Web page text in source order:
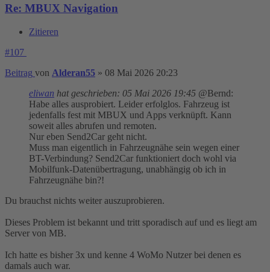
Re: MBUX Navigation
Zitieren
#107
Beitrag von Alderan55 » 08 Mai 2026 20:23
eliwan hat geschrieben: 05 Mai 2026 19:45 @Bernd:
Habe alles ausprobiert. Leider erfolglos. Fahrzeug ist
jedenfalls fest mit MBUX und Apps verknüpft. Kann
soweit alles abrufen und remoten.
Nur eben Send2Car geht nicht.
Muss man eigentlich in Fahrzeugnähe sein wegen einer
BT-Verbindung? Send2Car funktioniert doch wohl via
Mobilfunk-Datenübertragung, unabhängig ob ich in
Fahrzeugnähe bin?!
Du brauchst nichts weiter auszuprobieren.
Dieses Problem ist bekannt und tritt sporadisch auf und es liegt am
Server von MB.
Ich hatte es bisher 3x und kenne 4 WoMo Nutzer bei denen es
damals auch war.